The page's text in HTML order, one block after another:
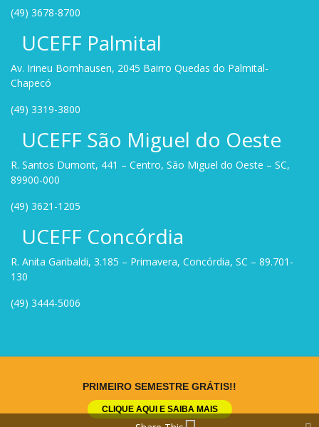
PRIMEIRO SEMESTRE GRÁTIS!!
CLIQUE AQUI E SAIBA MAIS
(49) 3678-8700
UCEFF Palmital
Av. Irineu Bornhausen, 2045 Bairro Quedas do Palmital-
Chapecó
(49) 3319-3800
UCEFF São Miguel do Oeste
R. Santos Dumont, 441 – Centro, São Miguel do Oeste – SC,
89900-000
(49) 3621-1205
UCEFF Concórdia
R. Anita Garibaldi, 3.185 – Primavera, Concórdia, SC – 89.701-
130
(49) 3444-5006
Rock Stage.